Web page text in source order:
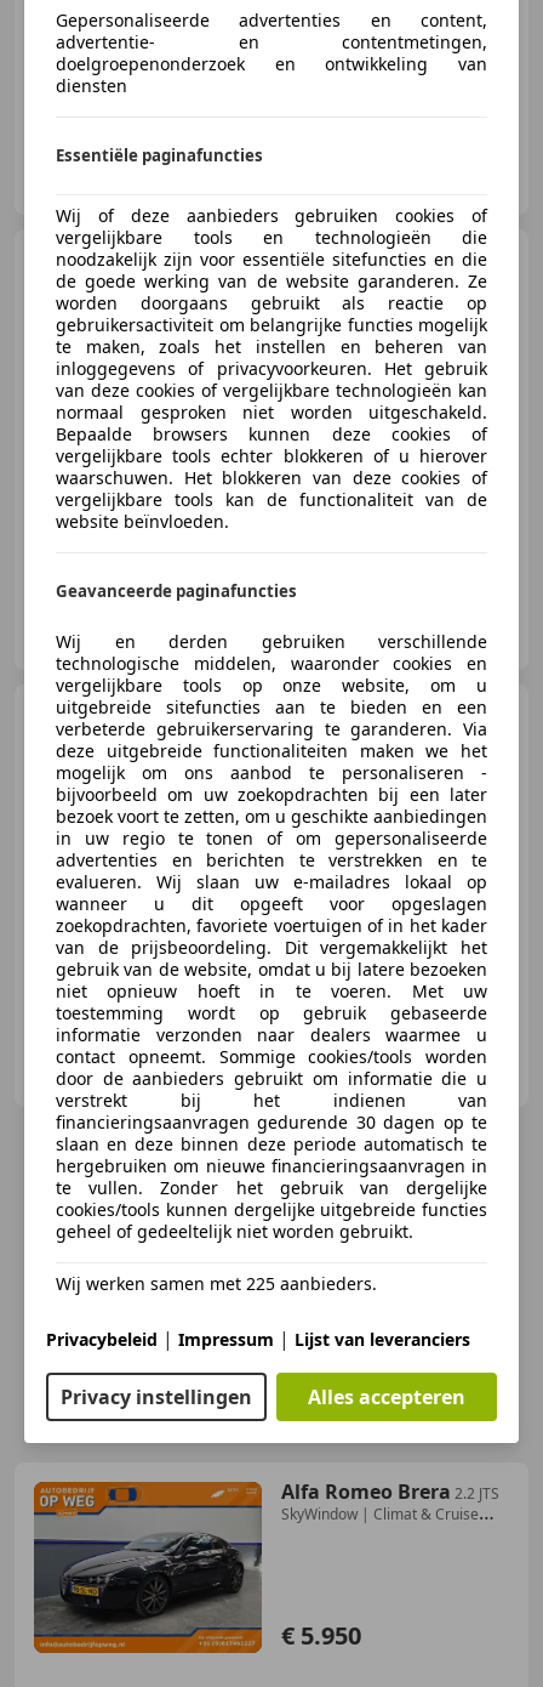
06/2010 68.321 km Benzine 147 kW (200 PK)
Autobedrijf Avanti
Alfa Romeo Brera 3.2 JTS
Q4 Q-Tronic SkyWindow
Automaat
€ 9.950
08/2008 179.866 km Benzine 191 kW (260 PK)
NL-3816 BT AMERSFOORT
Alfa Romeo Brera
| 2007
| Route 66 Auctions
€ 5.500
01/2007 999.999 km Benzine -/-
Route 66 Auctions
NL-5145 NA WAALWIJK
Alfa Romeo Brera 2.2 JTS
SkyWindow | Climat & Cruise
€ 5.950
Gepersonaliseerde advertenties en content,
advertentie- en contentmetingen,
doelgroepenonderzoek en ontwikkeling van
diensten
Essentiële paginafuncties
Wij of deze aanbieders gebruiken cookies of
vergelijkbare tools en technologieën die
noodzakelijk zijn voor essentiële sitefuncties en die
de goede werking van de website garanderen. Ze
worden doorgaans gebruikt als reactie op
gebruikersactiviteit om belangrijke functies mogelijk
te maken, zoals het instellen en beheren van
inloggegevens of privacyvoorkeuren. Het gebruik
van deze cookies of vergelijkbare technologieën kan
normaal gesproken niet worden uitgeschakeld.
Bepaalde browsers kunnen deze cookies of
vergelijkbare tools echter blokkeren of u hierover
waarschuwen. Het blokkeren van deze cookies of
vergelijkbare tools kan de functionaliteit van de
website beïnvloeden.
Geavanceerde paginafuncties
Wij en derden gebruiken verschillende
technologische middelen, waaronder cookies en
vergelijkbare tools op onze website, om u
uitgebreide sitefuncties aan te bieden en een
verbeterde gebruikerservaring te garanderen. Via
deze uitgebreide functionaliteiten maken we het
mogelijk om ons aanbod te personaliseren -
bijvoorbeeld om uw zoekopdrachten bij een later
bezoek voort te zetten, om u geschikte aanbiedingen
in uw regio te tonen of om gepersonaliseerde
advertenties en berichten te verstrekken en te
evalueren. Wij slaan uw e-mailadres lokaal op
wanneer u dit opgeeft voor opgeslagen
zoekopdrachten, favoriete voertuigen of in het kader
van de prijsbeoordeling. Dit vergemakkelijkt het
gebruik van de website, omdat u bij latere bezoeken
niet opnieuw hoeft in te voeren. Met uw
toestemming wordt op gebruik gebaseerde
informatie verzonden naar dealers waarmee u
contact opneemt. Sommige cookies/tools worden
door de aanbieders gebruikt om informatie die u
verstrekt bij het indienen van
financieringsaanvragen gedurende 30 dagen op te
slaan en deze binnen deze periode automatisch te
hergebruiken om nieuwe financieringsaanvragen in
te vullen. Zonder het gebruik van dergelijke
cookies/tools kunnen dergelijke uitgebreide functies
geheel of gedeeltelijk niet worden gebruikt.
Wij werken samen met 225 aanbieders.
Privacybeleid | Impressum | Lijst van leveranciers
Privacy instellingen Alles accepteren